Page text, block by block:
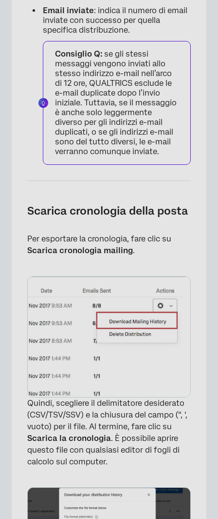
Email inviate: indica il numero di email
inviate con successo per quella
specifica distribuzione.
Consiglio Q: se gli stessi
messaggi vengono inviati allo
stesso indirizzo e-mail nell’arco
di 12 ore, QUALTRICS esclude le
e-mail duplicate dopo l’invio
iniziale. Tuttavia, se il messaggio
è anche solo leggermente
diverso per gli indirizzi e-mail
duplicati, o se gli indirizzi e-mail
sono del tutto diversi, le e-mail
verranno comunque inviate.
Scarica cronologia della posta
Per esportare la cronologia, fare clic su
Scarica cronologia mailing.
Quindi, scegliere il delimitatore desiderato
(CSV/TSV/SSV) e la chiusura del campo (“, ‘,
vuoto) per il file. Al termine, fare clic su
Scarica la cronologia. È possibile aprire
questo file con qualsiasi editor di fogli di
calcolo sul computer.